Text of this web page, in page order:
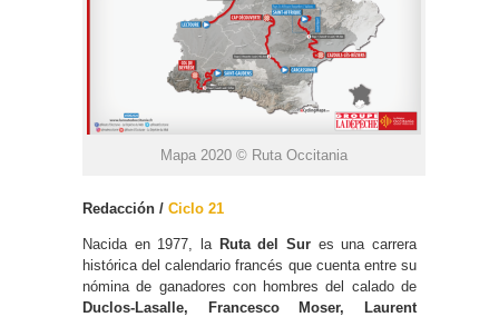
Mapa 2020 © Ruta Occitania
Redacción / Ciclo 21
Nacida en 1977, la Ruta del Sur es una carrera
histórica del calendario francés que cuenta entre su
nómina de ganadores con hombres del calado de
Duclos-Lasalle, Francesco Moser, Laurent